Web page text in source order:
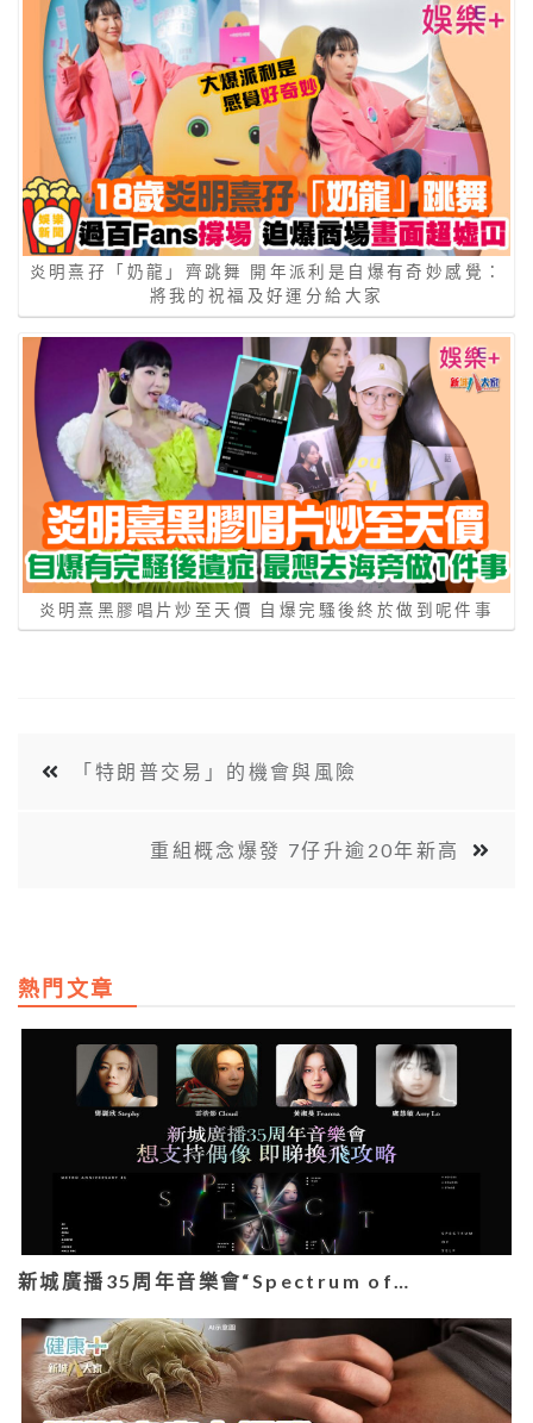
炎明熹孖「奶龍」齊跳舞 開年派利是自爆有奇妙感覺：
將我的祝福及好運分給大家
炎明熹黑膠唱片炒至天價 自爆完騷後終於做到呢件事
「特朗普交易」的機會與風險
重組概念爆發 7仔升逾20年新高
熱門文章
新城廣播35周年音樂會“Spectrum of…